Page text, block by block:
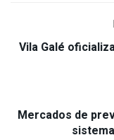
Vila Galé
Mercados de